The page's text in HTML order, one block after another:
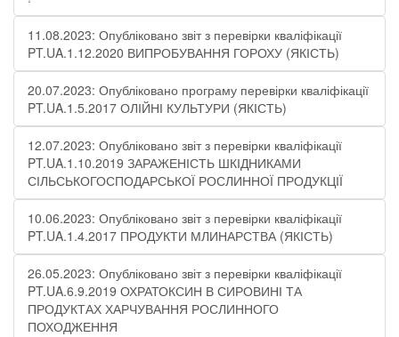
11.08.2023: Опубліковано звіт з перевірки кваліфікації
PT.UA.1.12.2020 ВИПРОБУВАННЯ ГОРОХУ (ЯКІСТЬ)
20.07.2023: Опубліковано програму перевірки кваліфікації
PT.UA.1.5.2017 ОЛІЙНІ КУЛЬТУРИ (ЯКІСТЬ)
12.07.2023: Опубліковано звіт з перевірки кваліфікації
PT.UA.1.10.2019 ЗАРАЖЕНІСТЬ ШКІДНИКАМИ
СІЛЬСЬКОГОСПОДАРСЬКОЇ РОСЛИННОЇ ПРОДУКЦІЇ
10.06.2023: Опубліковано звіт з перевірки кваліфікації
PT.UA.1.4.2017 ПРОДУКТИ МЛИНАРСТВА (ЯКІСТЬ)
26.05.2023: Опубліковано звіт з перевірки кваліфікації
PT.UA.6.9.2019 ОХРАТОКСИН В СИРОВИНІ ТА
ПРОДУКТАХ ХАРЧУВАННЯ РОСЛИННОГО
ПОХОДЖЕННЯ